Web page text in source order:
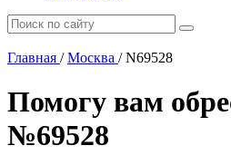
Главная / Москва /N69528
Помогу вам
№69528